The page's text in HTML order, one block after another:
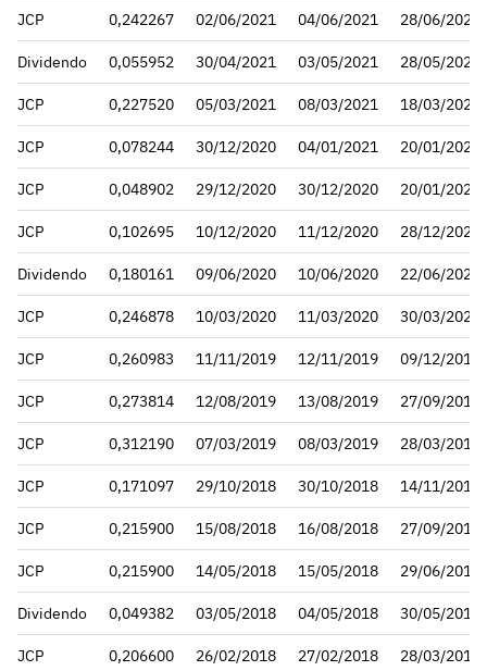
JCP 0,242267 02/06/2021 04/06/2021 28/06/2021
Dividendo 0,055952 30/04/2021 03/05/2021 28/05/2021
JCP 0,227520 05/03/2021 08/03/2021 18/03/2021
JCP 0,078244 30/12/2020 04/01/2021 20/01/2021
JCP 0,048902 29/12/2020 30/12/2020 20/01/2021
JCP 0,102695 10/12/2020 11/12/2020 28/12/2020
Dividendo 0,180161 09/06/2020 10/06/2020 22/06/2020
JCP 0,246878 10/03/2020 11/03/2020 30/03/2020
JCP 0,260983 11/11/2019 12/11/2019 09/12/2019
JCP 0,273814 12/08/2019 13/08/2019 27/09/2019
JCP 0,312190 07/03/2019 08/03/2019 28/03/2019
JCP 0,171097 29/10/2018 30/10/2018 14/11/2018
JCP 0,215900 15/08/2018 16/08/2018 27/09/2018
JCP 0,215900 14/05/2018 15/05/2018 29/06/2018
Dividendo 0,049382 03/05/2018 04/05/2018 30/05/2018
JCP 0,206600 26/02/2018 27/02/2018 28/03/2018